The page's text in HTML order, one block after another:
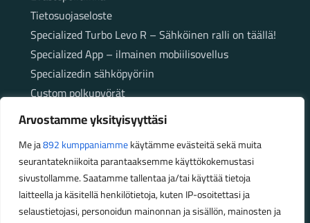
Arvostamme yksityisyyttäsi
Me ja892 kumppaniammekäytämme evästeitä sekä muita
seurantatekniikoita parantaaksemme käyttökokemustasi
sivustollamme. Saatamme tallentaa ja/tai käyttää tietoja
laitteella ja käsitellä henkilötietoja, kuten IP-osoitettasi ja
selaustietojasi, personoidun mainonnan ja sisällön, mainosten ja
Tietosuojaseloste
Specialized Turbo Levo R – Sähköinen ralli on täällä!
Specialized App – ilmainen mobiilisovellus
Specializedin sähköpyöriin
Custom polkupyörät
Fatbikellä helppoa ja huoletonta etenemistä
maastossa
Aukioloajat
Talvikauden aukioloajat (1.10.2025 – 28.2.2026)